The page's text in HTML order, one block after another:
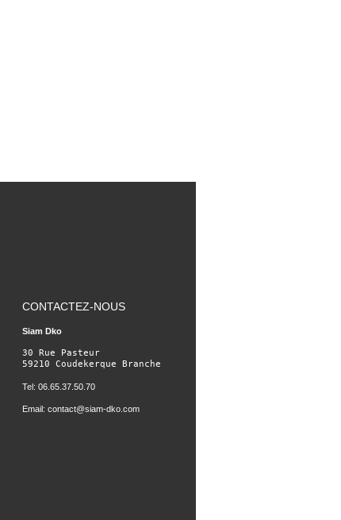
CONTACTEZ-NOUS
Siam Dko
30 Rue Pasteur
59210 Coudekerque Branche
Tel: 06.65.37.50.70
Email: contact@siam-dko.com